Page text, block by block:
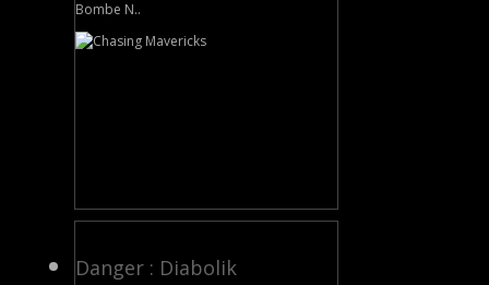
Bombe N..
Danger : Diabolik